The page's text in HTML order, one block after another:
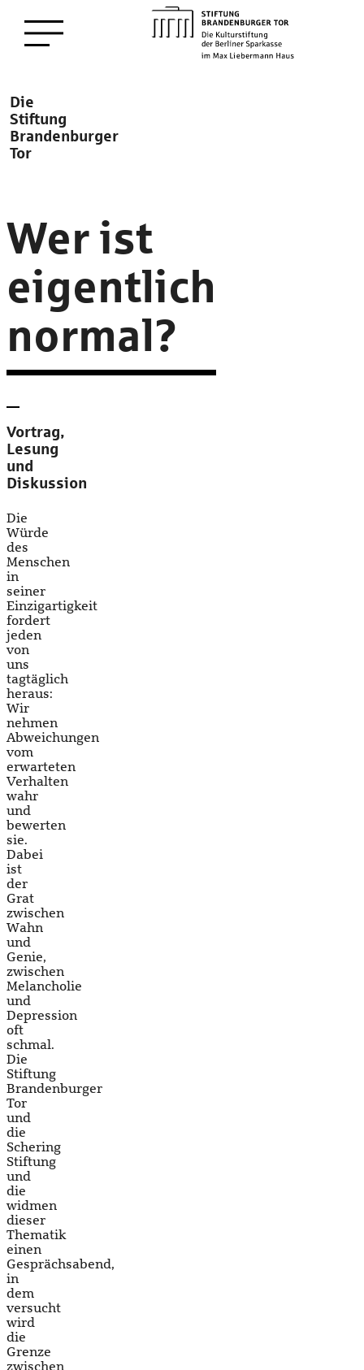
Hauptinhalt
Die
Stiftung
Brandenburger
Tor
Wer ist
eigentlich
normal?
Vortrag,
Lesung
und
Diskussion
Die
Würde
des
Menschen
in
seiner
Einzigartigkeit
fordert
jeden
von
uns
tagtäglich
heraus:
Wir
nehmen
Abweichungen
vom
erwarteten
Verhalten
wahr
und
bewerten
sie.
Dabei
ist
der
Grat
zwischen
Wahn
und
Genie,
zwischen
Melancholie
und
Depression
oft
schmal.
Die
Stiftung
Brandenburger
Tor
und
die
Schering
Stiftung
und
die
widmen
dieser
Thematik
einen
Gesprächsabend,
in
dem
versucht
wird
die
Grenze
zwischen